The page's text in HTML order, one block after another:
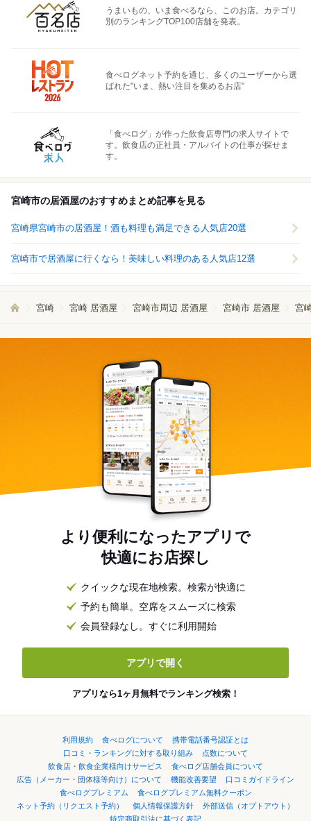
うまいもの、いま食べるなら、このお店。カテゴリ
別のランキングTOP100店舗を発表。
食べログネット予約を通じ、多くのユーザーから選
ばれた"いま、熱い注目を集めるお店"
「食べログ」が作った飲食店専門の求人サイトで
す。飲食店の正社員・アルバイトの仕事が探せま
す。
宮崎市の居酒屋のおすすめまとめ記事を見る
宮崎県宮崎市の居酒屋！酒も料理も満足できる人気店20選
宮崎市で居酒屋に行くなら！美味しい料理のある人気店12選
宮崎 宮崎 居酒屋 宮崎市周辺 居酒屋 宮崎市 居酒屋 宮
より便利になったアプリで
快適にお店探し
クイックな現在地検索。検索が快適に
予約も簡単。空席をスムーズに検索
会員登録なし。すぐに利用開始
アプリで開く
アプリなら1ヶ月無料でランキング検索！
利用規約 食べログについて
携帯電話番号認証とは
口コミ・ランキングに対する取り組み
点数について
飲食店・飲食企業様向けサービス
食べログ店舗会員について
広告（メーカー・団体様等向け）について
機能改善要望
口コミガイドライン
食べログプレミアム
食べログプレミアム無料クーポン
ネット予約（リクエスト予約）
個人情報保護方針
外部送信（オプトアウト）
特定商取引法に基づく表記